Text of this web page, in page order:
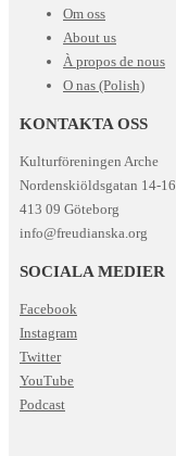
Om oss
About us
À propos de nous
O nas (Polish)
KONTAKTA OSS
Kulturföreningen Arche
Nordenskiöldsgatan 14-16
413 09 Göteborg
info@freudianska.org
SOCIALA MEDIER
Facebook
Instagram
Twitter
YouTube
Podcast